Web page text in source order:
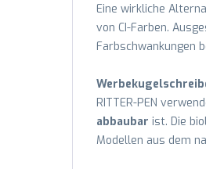
Eine wirkliche
von CI-Farben.
Farbschwankungen
RITTER-PEN
abbaubar ist. Die
Modellen aus dem